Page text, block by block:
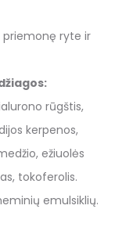
priemonę ryte ir
rūgštis,
kerpenos,
ežiuolės
tokoferolis.
emulsiklių.